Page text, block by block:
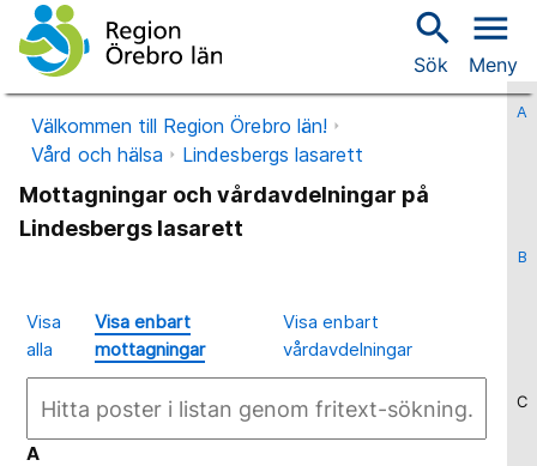
search
Sök
menu
Meny
Välkommen till Region Örebro län!
Vård och hälsa
Lindesbergs lasarett
Mottagningar och vårdavdelningar på
Lindesbergs lasarett
Visa
alla
Visa enbart
mottagningar
Visa enbart
vårdavdelningar
A
B
C
A